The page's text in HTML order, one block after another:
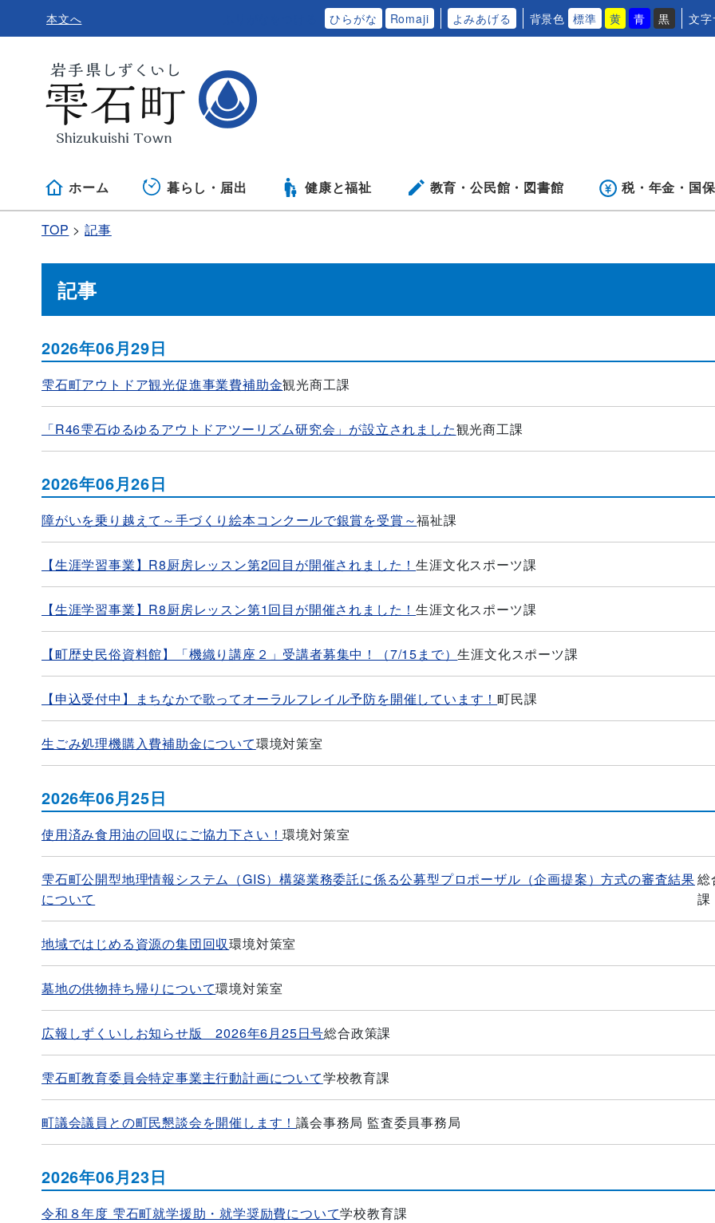
本文へ ひらがな Romaji よみあげる 背景色 標準 黄 青 黒 文
ホーム 暮らし・届出 健康と福祉 教育・公民館・ 図書館 税・年金・ 国保
TOP 記事
記事
2026年06月29日
雫石町アウトドア観光促進事業費補助金観光商工課
「R46雫石ゆるゆるアウトドアツーリズム研究会」が設立されました観光商工課
2026年06月26日
障がいを乗り越えて～手づくり絵本コンクールで銀賞を受賞～福祉課
【生涯学習事業】R8厨房レッスン第2回目が開催されました！生涯文化スポーツ課
【生涯学習事業】R8厨房レッスン第1回目が開催されました！生涯文化スポーツ課
【町歴史民俗資料館】「機織り講座２」受講者募集中！（7/15まで）生涯文化スポーツ課
【申込受付中】まちなかで歌ってオーラルフレイル予防を開催しています！町民課
生ごみ処理機購入費補助金について環境対策室
2026年06月25日
使用済み食用油の回収にご協力下さい！環境対策室
雫石町公開型地理情報システム（GIS）構築業務委託に係る公募型プロポーザル（企画提案）方式の審査結果
について
総
課
地域ではじめる資源の集団回収環境対策室
墓地の供物持ち帰りについて環境対策室
広報しずくいしお知らせ版 2026年6月25日号総合政策課
雫石町教育委員会特定事業主行動計画について学校教育課
町議会議員との町民懇談会を開催します！議会事務局 監査委員事務局
2026年06月23日
令和８年度 雫石町就学援助・就学奨励費について学校教育課